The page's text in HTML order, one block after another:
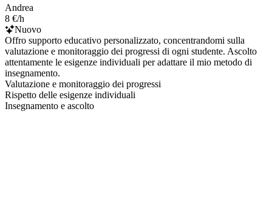
Andrea
8 €/h
Nuovo
Offro supporto educativo personalizzato, concentrandomi sulla
valutazione e monitoraggio dei progressi di ogni studente. Ascolto
attentamente le esigenze individuali per adattare il mio metodo di
insegnamento.
Valutazione e monitoraggio dei progressi
Rispetto delle esigenze individuali
Insegnamento e ascolto